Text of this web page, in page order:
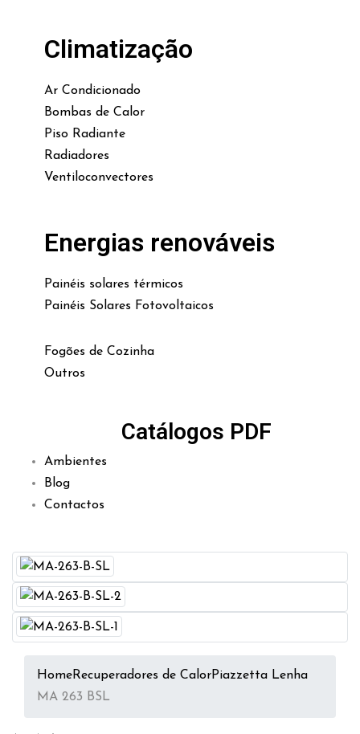
Climatização
Ar Condicionado
Bombas de Calor
Piso Radiante
Radiadores
Ventiloconvectores
Energias renováveis
Painéis solares térmicos
Painéis Solares Fotovoltaicos
Fogões de Cozinha
Outros
Catálogos PDF
Ambientes
Blog
Contactos
HomeRecuperadores de CalorPiazzetta Lenha
MA 263 BSL